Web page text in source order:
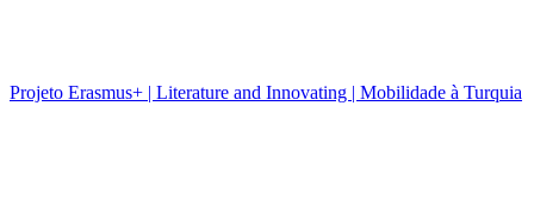
Projeto Erasmus+ | Literature and Innovating | Mobilidade à Turquia